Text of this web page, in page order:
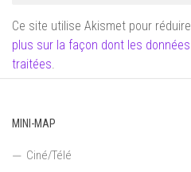
Ce site utilise Akismet pour
plus sur la façon dont les
traitées
MINI-MAP
Ciné/Télé